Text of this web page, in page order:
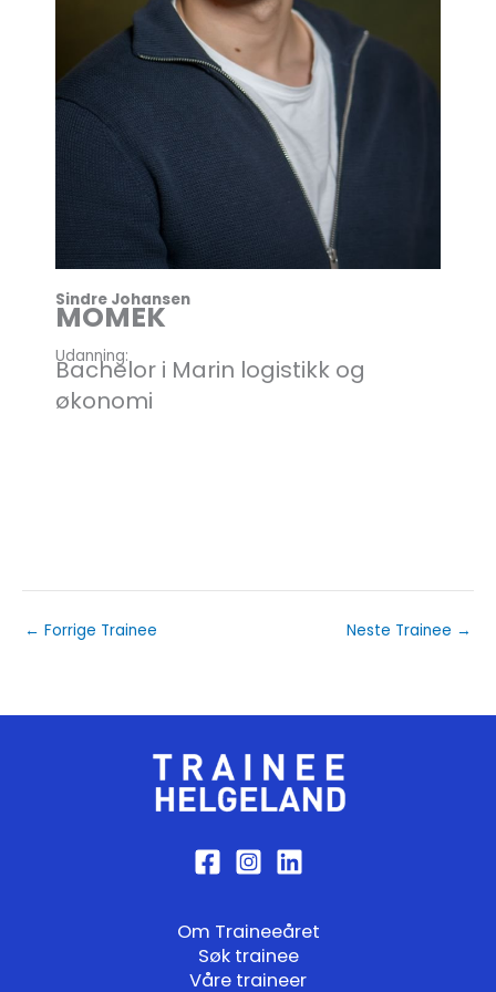
Sindre Johansen
MOMEK
Udanning:
Bachelor i Marin logistikk og
økonomi
← Forrige Trainee Neste Trainee →
Om Traineeåret
Søk trainee
Våre traineer